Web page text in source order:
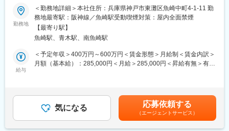
（2） ノーマライゼーション社会の実現に自らの技術・発想で貢
献できる
「人にやさしい技術」で、すべての人が安心して暮らせる社会づ
くりに貢献
（3）新製品・新事業への挑戦を通じて、変化に強い力を身につけ
る
新しい領域へも積極的に展開、製品企画段階から携わることで“開
ジェクトの推進を支える役割を担当
仕様検討～タスク進捗管理、各部門との調整等を通じ、企画力・
判断力・実行力・調整力を高められる
下記当てはまる方におすすめです！
・仕事とプライベートの両立を大切にしたい方
・数字や新規開拓に追われる営業から、信頼関係重視の営業にシ
フトしたい方
■業務概要
三井住友海上／損保JAPAN／あいおいニッセイ同和／AIG損保の4
社の保険会社を取り扱う代理店の当社にて、法人向け保険の契約
◎新規営業や販売ノルマは一切なく、信頼関係の維持と事故対応
を中心にご活躍いただきます。
勤務地
＜勤務地詳細＞本社住所：兵庫県神戸市東灘区魚崎中町4-1-11 勤
務地最寄駅：阪神線／魚崎駅受動喫煙対策：屋内全面禁煙
【最寄り駅】
魚崎駅、青木駅、南魚崎駅
給与
＜予定年収＞400万円～600万円＜賃金形態＞月給制＜賃金内訳＞
月額（基本給）：285,000円＜月給＞285,000円＜昇給有無＞有＜
気になる 応募依頼する
（エージェントサービス）